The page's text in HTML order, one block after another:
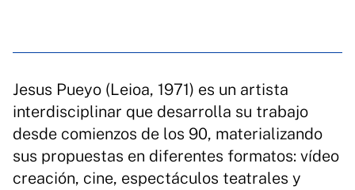
Jesus Pueyo (Leioa, 1971) es un artista
interdisciplinar que desarrolla su trabajo
desde comienzos de los 90, materializando
sus propuestas en diferentes formatos: vídeo
creación, cine, espectáculos teatrales y